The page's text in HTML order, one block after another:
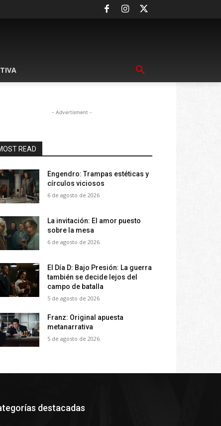
- Advertisment -
READ
Engendro: Trampas estéticas y
círculos viciosos
6 de agosto de 2026
La invitación: El amor puesto
sobre la mesa
6 de agosto de 2026
El Día D: Bajo Presión: La guerra
también se decide lejos del
campo de batalla
5 de agosto de 2026
Franz: Original apuesta
metanarrativa
5 de agosto de 2026
destacadas